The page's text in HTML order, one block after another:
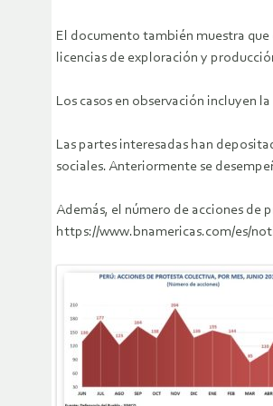
El documento también muestra
licencias de exploración y
Los casos en observación incluyen
Las partes interesadas han
sociales. Anteriormente se
Además, el número de acciones de
https://www.bnamericas.com/es/